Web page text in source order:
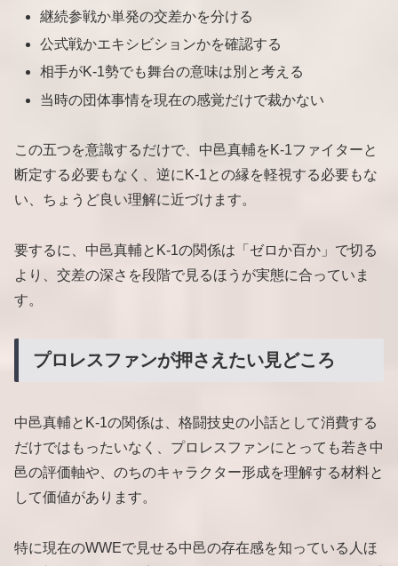
継続参戦か単発の交差かを分ける
公式戦かエキシビションかを確認する
相手がK-1勢でも舞台の意味は別と考える
当時の団体事情を現在の感覚だけで裁かない
この五つを意識するだけで、中邑真輔をK-1ファイターと
断定する必要もなく、逆にK-1との縁を軽視する必要もな
い、ちょうど良い理解に近づけます。
要するに、中邑真輔とK-1の関係は「ゼロか百か」で切る
より、交差の深さを段階で見るほうが実態に合っていま
す。
プロレスファンが押さえたい見どころ
中邑真輔とK-1の関係は、格闘技史の小話として消費する
だけではもったいなく、プロレスファンにとっても若き中
邑の評価軸や、のちのキャラクター形成を理解する材料と
して価値があります。
特に現在のWWEで見せる中邑の存在感を知っている人ほ